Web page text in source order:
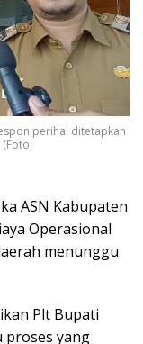
perihal ditetapkan
ASN Kabupaten
Operasional
menunggu
Plt Bupati
proses yang